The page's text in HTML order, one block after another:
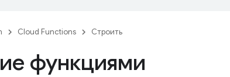
Cloud Functions Строить
функциями